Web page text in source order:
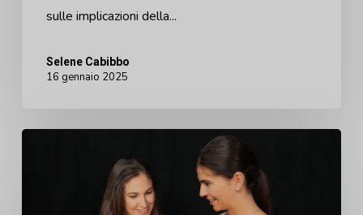
sulle implicazioni della...
Selene Cabibbo
16 gennaio 2025